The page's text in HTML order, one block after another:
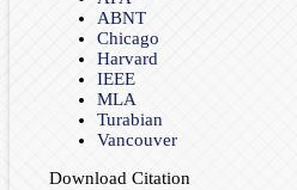
ABNT
Chicago
Harvard
IEEE
MLA
Turabian
Vancouver
Download Citation